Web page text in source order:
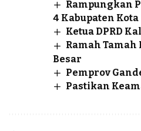
Rampungkan
4 Kabupaten Kota
Ketua DPRD
Ramah
Besar
Pemprov
Pastikan